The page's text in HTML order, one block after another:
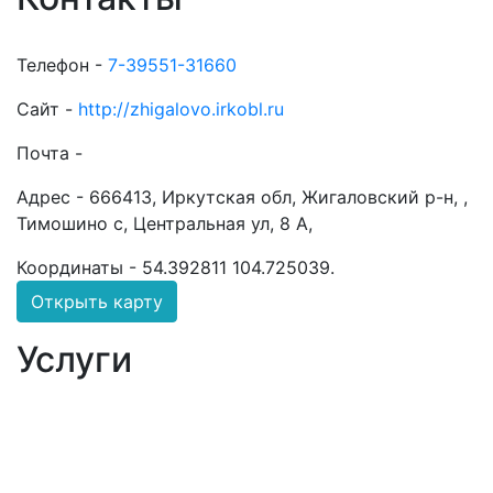
Телефон - 7-39551-31660
Сайт - http://zhigalovo.irkobl.ru
Почта -
Адрес - 666413, Иркутская обл, Жигаловский р-н, ,
Тимошино с, Центральная ул, 8 А,
Координаты - 54.392811 104.725039.
Открыть карту
Услуги